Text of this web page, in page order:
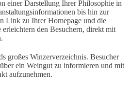
einer Darstellung Ihrer Philosophie in
bis hin zur
Link zu Ihrer Homepage und die
den Besuchern, direkt mit
großes Winzerverzeichnis. Besucher
ein Weingut zu informieren und mit
aufzunehmen.